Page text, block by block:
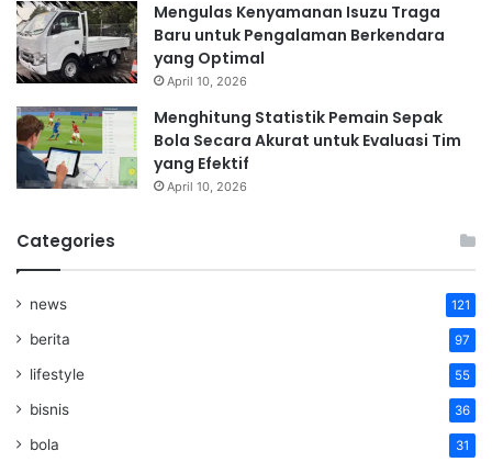
Mengulas Kenyamanan Isuzu Traga
Baru untuk Pengalaman Berkendara
yang Optimal
April 10, 2026
Menghitung Statistik Pemain Sepak
Bola Secara Akurat untuk Evaluasi Tim
yang Efektif
April 10, 2026
Categories
news 121
berita 97
lifestyle 55
bisnis 36
bola 31